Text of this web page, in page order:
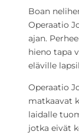
Boan
Operaatio
ajan.
hieno tapa
eläville
Operaatio
matkaavat
laidalle
jotka eivät